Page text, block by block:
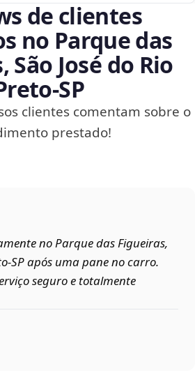
de clientes
no Parque das
São José do Rio
clientes comentam sobre o
prestado!
no Parque das Figueiras,
após uma pane no carro.
seguro e totalmente